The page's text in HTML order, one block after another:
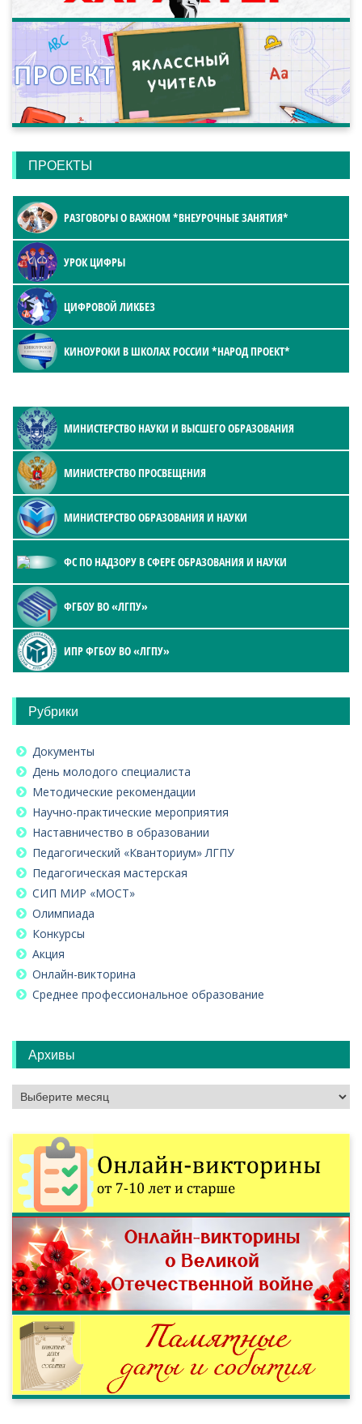
ПРОЕКТЫ
РАЗГОВОРЫ О ВАЖНОМ *ВНЕУРОЧНЫЕ ЗАНЯТИЯ*
УРОК ЦИФРЫ
ЦИФРОВОЙ ЛИКБЕЗ
КИНОУРОКИ В ШКОЛАХ РОССИИ *НАРОД ПРОЕКТ*
МИНИСТЕРСТВО НАУКИ И ВЫСШЕГО ОБРАЗОВАНИЯ
МИНИСТЕРСТВО ПРОСВЕЩЕНИЯ
МИНИСТЕРСТВО ОБРАЗОВАНИЯ И НАУКИ
ФС ПО НАДЗОРУ В СФЕРЕ ОБРАЗОВАНИЯ И НАУКИ
ФГБОУ ВО «ЛГПУ»
ИПР ФГБОУ ВО «ЛГПУ»
Рубрики
Документы
День молодого специалиста
Методические рекомендации
Научно-практические мероприятия
Наставничество в образовании
Педагогический «Кванториум» ЛГПУ
Педагогическая мастерская
СИП МИР «МОСТ»
Олимпиада
Конкурсы
Акция
Онлайн-викторина
Среднее профессиональное образование
Архивы
Архивы